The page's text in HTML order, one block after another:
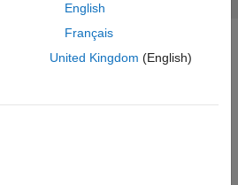
English
Français
United Kingdom (English)